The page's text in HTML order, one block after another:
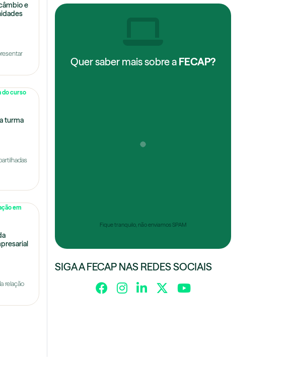
e
turma
relação
Quer saber mais sobre a FECAP?
Fique tranquilo, não enviamos SPAM
SIGA A FECAP NAS REDES SOCIAIS